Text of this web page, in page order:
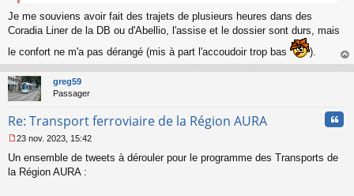
Je me souviens avoir fait des trajets de plusieurs heures dans des
Coradia Liner de la DB ou d'Abellio, l'assise et le dossier sont durs, mais
le confort ne m'a pas dérangé (mis à part l'accoudoir trop bas
).
au
greg59
Passager
Re: Transport ferroviaire de la Région AURA
e
s
23 nov. 2023, 15:42
Un ensemble de tweets à dérouler pour le programme des Transports de
la Région AURA :